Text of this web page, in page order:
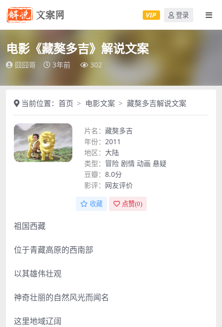
VIP 登录
电影《藏獒多吉》解说文案
囧囧哥 3年前 302
当前位置： 首页 电影文案 藏獒多吉解说文案
片名： 藏獒多吉
年份： 2011
地区： 大陆
类型： 冒险 剧情 动画 悬疑
豆瓣： 8.0分
影评： 网友评价
收藏 点赞(0)
祖国西藏
位于青藏高原的西南部
以其雄伟壮观
神奇壮丽的自然风光而闻名
这里地域辽阔